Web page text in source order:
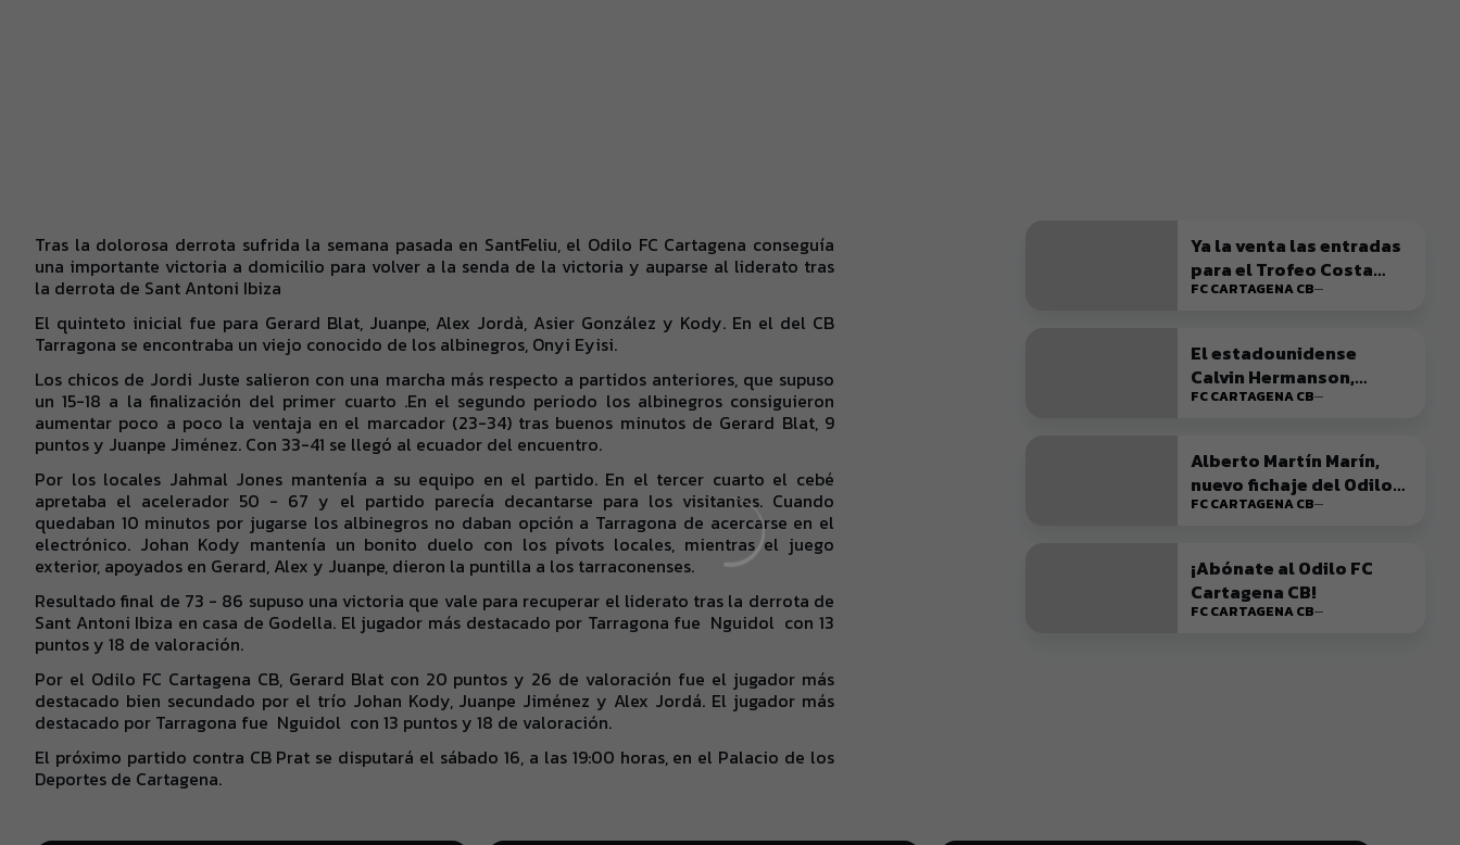
Tras la dolorosa derrota sufrida la semana pasada en SantFeliu, el Odilo FC Cartagena conseguía
una importante victoria a domicilio para volver a la senda de la victoria y auparse al liderato tras
la derrota de Sant Antoni Ibiza
El quinteto inicial fue para Gerard Blat, Juanpe, Alex Jordà, Asier González y Kody. En el del CB
Tarragona se encontraba un viejo conocido de los albinegros, Onyi Eyisi.
Los chicos de Jordi Juste salieron con una marcha más respecto a partidos anteriores, que supuso
un 15-18 a la finalización del primer cuarto .En el segundo periodo los albinegros consiguieron
aumentar poco a poco la ventaja en el marcador (23-34) tras buenos minutos de Gerard Blat, 9
puntos y Juanpe Jiménez. Con 33-41 se llegó al ecuador del encuentro.
Por los locales Jahmal Jones mantenía a su equipo en el partido. En el tercer cuarto el cebé
apretaba el acelerador 50 - 67 y el partido parecía decantarse para los visitantes. Cuando
quedaban 10 minutos por jugarse los albinegros no daban opción a Tarragona de acercarse en el
electrónico. Johan Kody mantenía un bonito duelo con los pívots locales, mientras el juego
exterior, apoyados en Gerard, Alex y Juanpe, dieron la puntilla a los tarraconenses.
Resultado final de 73 - 86 supuso una victoria que vale para recuperar el liderato tras la derrota de
Sant Antoni Ibiza en casa de Godella. El jugador más destacado por Tarragona fue Nguidol con 13
puntos y 18 de valoración.
Por el Odilo FC Cartagena CB, Gerard Blat con 20 puntos y 26 de valoración fue el jugador más
destacado bien secundado por el trío Johan Kody, Juanpe Jiménez y Alex Jordá. El jugador más
destacado por Tarragona fue Nguidol con 13 puntos y 18 de valoración.
El próximo partido contra CB Prat se disputará el sábado 16, a las 19:00 horas, en el Palacio de los
Deportes de Cartagena.
Ya la venta las entradas
para el Trofeo Costa
Cálida Región de Murcia
FC CARTAGENA CB
El estadounidense
Calvin Hermanson,
segundo fichaje del
FC CARTAGENA CB
Alberto Martín Marín,
nuevo fichaje del Odilo
FC Cartagena CB
FC CARTAGENA CB
¡Abónate al Odilo FC
Cartagena CB!
FC CARTAGENA CB